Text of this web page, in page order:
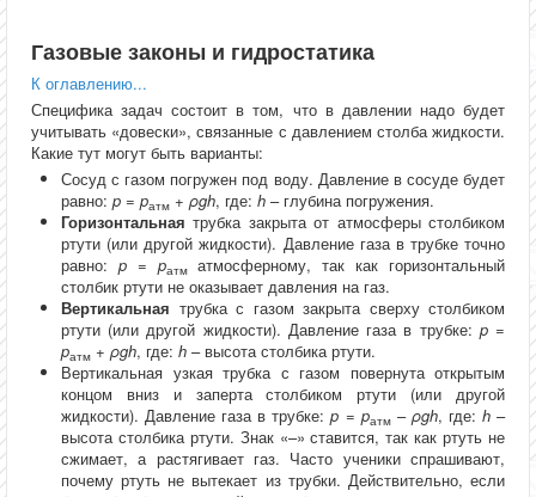
Газовые законы и гидростатика
К оглавлению...
Специфика задач состоит в том, что в давлении надо будет
учитывать «довески», связанные с давлением столба жидкости.
Какие тут могут быть варианты:
Сосуд с газом погружен под воду. Давление в сосуде будет
равно: p = pатм + ρgh, где: h – глубина погружения.
Горизонтальная трубка закрыта от атмосферы столбиком
ртути (или другой жидкости). Давление газа в трубке точно
равно: p= pатматмосферному, так как горизонтальный
столбик ртути не оказывает давления на газ.
Вертикальная трубка с газом закрыта сверху столбиком
ртути (или другой жидкости). Давление газа в трубке: p=
pатм + ρgh, где: h – высота столбика ртути.
Вертикальная узкая трубка с газом повернута открытым
концом вниз и заперта столбиком ртути (или другой
жидкости). Давление газа в трубке:p = pатм– ρgh, где: h–
высота столбика ртути. Знак «–» ставится, так как ртуть не
сжимает, а растягивает газ. Часто ученики спрашивают,
почему ртуть не вытекает из трубки. Действительно, если